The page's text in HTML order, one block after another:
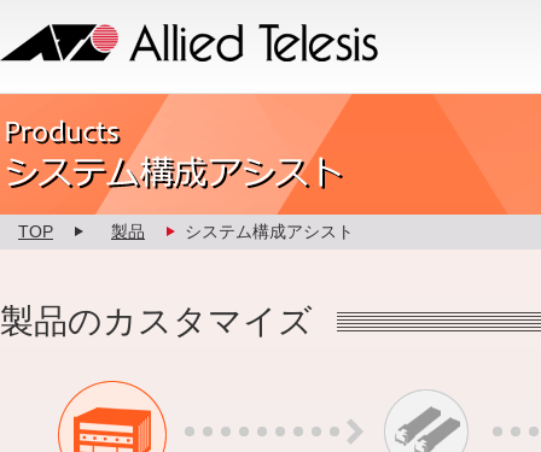
Product カスタマイズ
TOP 製品 システム構成アシスト
製品のカスタマイズ